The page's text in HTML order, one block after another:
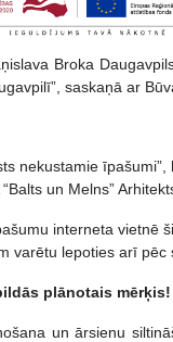
Broka
saskaņā ar
nekustamie īpašumi”,
“Balts un Melns”
interneta vietnē
varētu lepoties arī pēc
plānotais mērķis!
un ārsienu